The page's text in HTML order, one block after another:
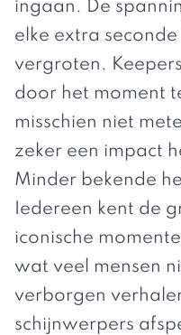
ingaan. De
elke extra
vergroten.
door het moment
misschien niet
zeker een impact
Minder bekende
Iedereen kent de
iconische
wat veel mensen
verborgen
schijnwerpers